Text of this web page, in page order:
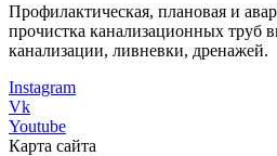
Профилактическая, плановая и
прочистка канализационных труб
канализации, ливневки, дренажей.
Instagram
Vk
Youtube
Карта сайта